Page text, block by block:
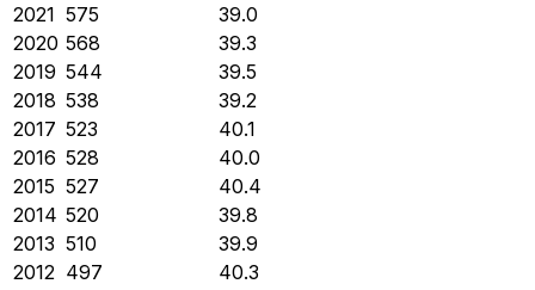
2021 575
39.0
2020 568
39.3
2019 544
39.5
2018 538
39.2
2017 523
40.1
2016 528
40.0
2015 527
40.4
2014 520
39.8
2013 510
39.9
2012 497
40.3